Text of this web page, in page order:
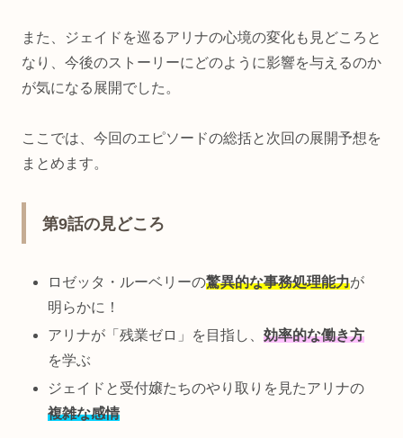
また、ジェイドを巡るアリナの心境の変化も見どころと
なり、今後のストーリーにどのように影響を与えるのか
が気になる展開でした。
ここでは、今回のエピソードの総括と次回の展開予想を
まとめます。
第9話の見どころ
ロゼッタ・ルーベリーの驚異的な事務処理能力が
明らかに！
アリナが「残業ゼロ」を目指し、効率的な働き方
を学ぶ
ジェイドと受付嬢たちのやり取りを見たアリナの
複雑な感情